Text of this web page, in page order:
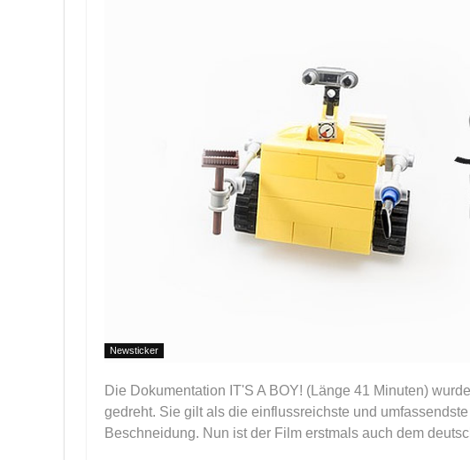
Newsticker
Die Dokumentation IT'S A BOY! (Länge 41 Minuten)
gedreht. Sie gilt als die einflussreichste und
Beschneidung. Nun ist der Film erstmals auch dem